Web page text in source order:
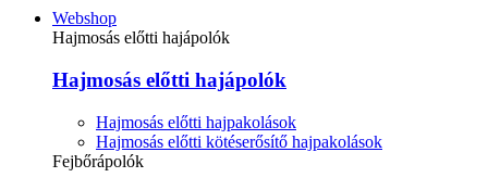
Webshop
Hajmosás előtti hajápolók
Hajmosás előtti hajápolók
Hajmosás előtti hajpakolások
Hajmosás előtti kötéserősítő hajpakolások
Fejbőrápolók